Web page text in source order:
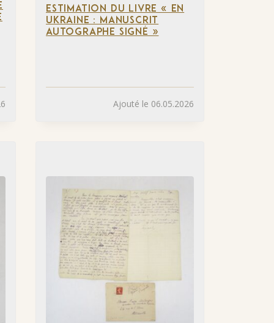
ESTIMATION DU LIVRE « EN
UKRAINE : MANUSCRIT
AUTOGRAPHE SIGNÉ »
Ajouté le 06.05.2026